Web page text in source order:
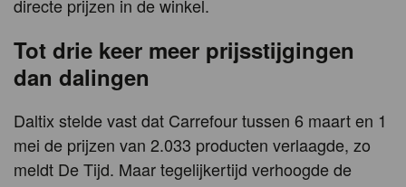
directe prijzen in de winkel.
Tot drie keer meer prijsstijgingen
dan dalingen
Daltix stelde vast dat Carrefour tussen 6 maart en 1
mei de prijzen van 2.033 producten verlaagde, zo
meldt De Tijd. Maar tegelijkertijd verhoogde de